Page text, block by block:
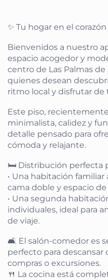
✨ Tu hogar en el
Bienvenidos a nuestro
espacio acogedor y
centro de Las Palmas de
quienes desean
ritmo local y disfrutar de
Este piso,
minimalista, calidez y
detalle pensado para
cómoda y relajante.
🛏️ Distribución perfecta
• Una habitación
cama doble y espacio
• Una segunda
individuales, ideal para
de viaje.
🛋️ El salón-comedor es
perfecto para descansar
compras o excursiones.
🍴 La cocina está